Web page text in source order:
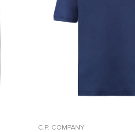
C.P. COMPANY